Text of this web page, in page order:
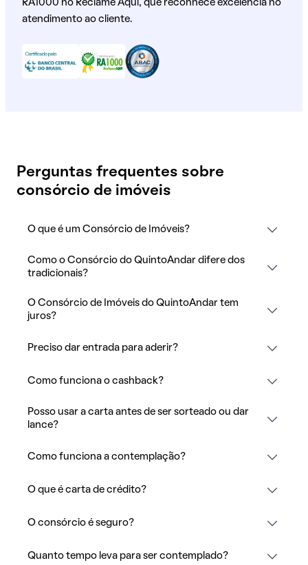
RA1000 no Reclame Aqui, que reconhece excelência no
atendimento ao cliente.
Perguntas frequentes sobre
consórcio de imóveis
O que é um Consórcio de Imóveis?
Como o Consórcio do QuintoAndar difere dos
tradicionais?
O Consórcio de Imóveis do QuintoAndar tem
juros?
Preciso dar entrada para aderir?
Como funciona o cashback?
Posso usar a carta antes de ser sorteado ou dar
lance?
Como funciona a contemplação?
O que é carta de crédito?
O consórcio é seguro?
Quanto tempo leva para ser contemplado?